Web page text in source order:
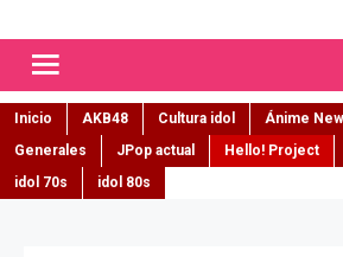
Inicio AKB48 Cultura idol Ánime
Generales
JPop actual Hello! Project
idol 70s
idol 80s